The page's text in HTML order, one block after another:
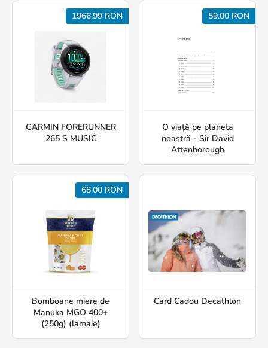
1966.99 RON
GARMIN FORERUNNER
265 S MUSIC
59.00 RON
O viață pe planeta
noastră - Sir David
Attenborough
68.00 RON
Bomboane miere de
Manuka MGO 400+
(250g) (lamaie)
Card Cadou Decathlon